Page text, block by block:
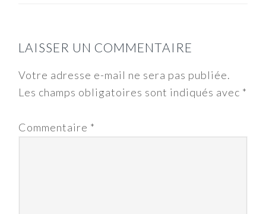
LAISSER UN COMMENTAIRE
Votre adresse e-mail ne sera pas publiée.
Les champs obligatoires sont indiqués avec *
Commentaire *